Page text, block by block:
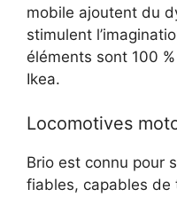
mobile ajoutent du
stimulent
éléments sont 100
Ikea.
Locomotives
Brio est connu pour
fiables, capables de